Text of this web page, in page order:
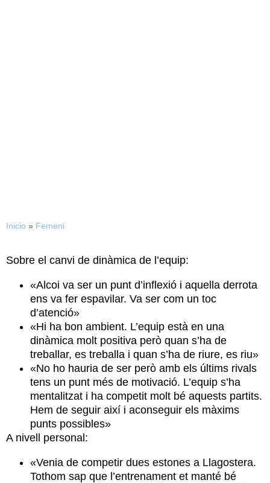
Inicio » Femeni
Sobre el canvi de dinàmica de l’equip:
«Alcoi va ser un punt d’inflexió i aquella derrota
ens va fer espavilar. Va ser com un toc
d’atenció»
«Hi ha bon ambient. L’equip està en una
dinàmica molt positiva però quan s’ha de
treballar, es treballa i quan s’ha de riure, es riu»
«No ho hauria de ser però amb els últims rivals
tens un punt més de motivació. L’equip s’ha
mentalitzat i ha competit molt bé aquests partits.
Hem de seguir així i aconseguir els màxims
punts possibles»
A nivell personal:
«Venia de competir dues estones a Llagostera.
Tothom sap que l’entrenament et manté bé